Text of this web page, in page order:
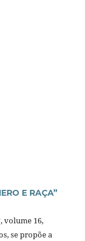
E RAÇA”
volume 16,
se propõe a